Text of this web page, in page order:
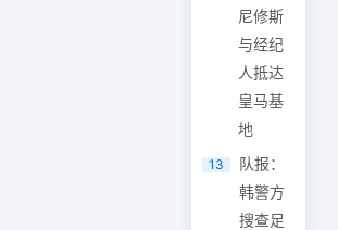
尼修斯
与经纪
人抵达
皇马基
地
13
队报：
韩警方
搜查足